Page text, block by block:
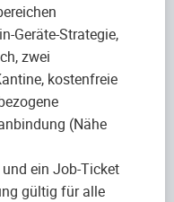
Geräte-Strategie,
zwei
kostenfreie
(Nähe
ein Job-Ticket
gültig für alle